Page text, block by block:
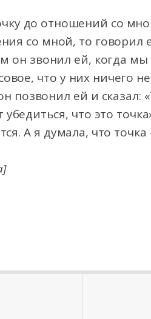
до отношений со
со мной, то говорил
он звонил ей, когда
что у них ничего
позвонил ей и сказал:
что это
А я думала, что